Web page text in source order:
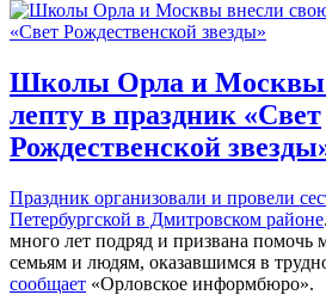
Школы Орла и Москвы
лепту в праздник «Свет
Рождественской
Праздник организовали и провели
Петербургской в Дмитровском районе
много лет подряд и призвана
семьям и людям, оказавшимся в
сообщает «Орловское информбюро».